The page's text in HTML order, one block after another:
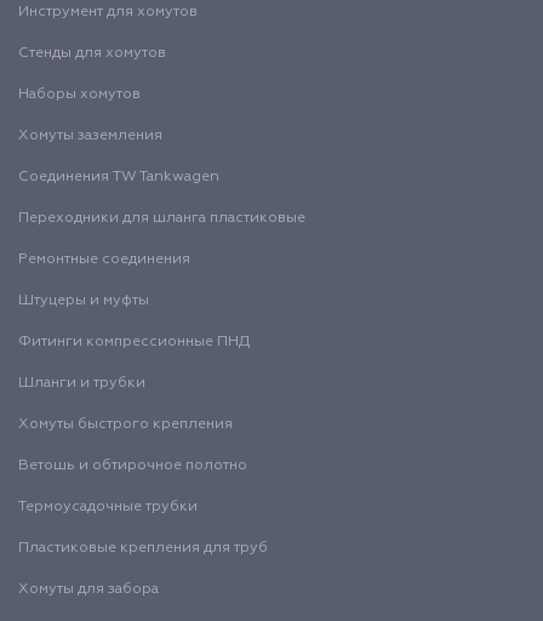
Инструмент для хомутов
Стенды для хомутов
Наборы хомутов
Хомуты заземления
Соединения TW Tankwagen
Переходники для шланга пластиковые
Ремонтные соединения
Штуцеры и муфты
Фитинги компрессионные ПНД
Шланги и трубки
Хомуты быстрого крепления
Ветошь и обтирочное полотно
Термоусадочные трубки
Пластиковые крепления для труб
Хомуты для забора